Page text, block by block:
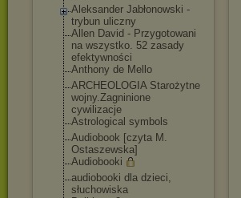
Aleksander Jabłonowski -
trybun uliczny
Allen David - Przygotowani
na wszystko. 52 zasady
efektywności
Anthony de Mello
ARCHEOLOGIA Starożytne
wojny.Zagninione
cywilizacje
Astrological symbols
Audiobook [czyta M.
Ostaszewska]
Audiobooki
audiobooki dla dzieci,
słuchowiska